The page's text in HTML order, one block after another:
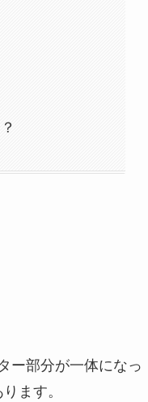
ー部分が一体になっ
ます。